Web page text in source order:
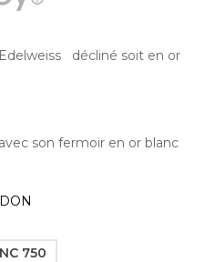
décliné soit en or
son fermoir en or blanc
750